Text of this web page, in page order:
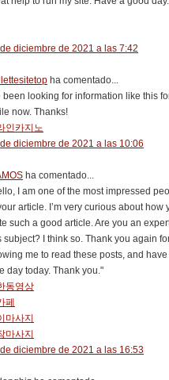
diciembre de 2021 a las 7:42
ha comentado...
been looking for information like this
now. Thanks!
인카지노
diciembre de 2021 a las 10:06
ha comentado...
I am one of the most impressed
article. I’m very curious about how
such a good article. Are you an
subject? I think so. Thank you again
me to read these posts, and have
day today. Thank you."
동영상
페
마사지
마사지
diciembre de 2021 a las 16:53